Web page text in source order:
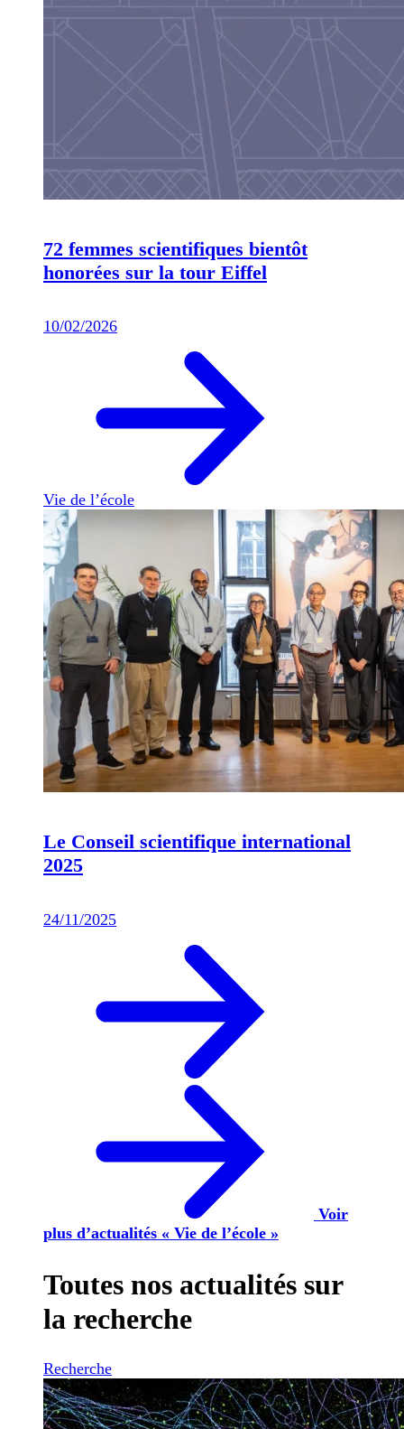
72 femmes scientifiques bientôt
honorées sur la tour Eiffel
10/02/2026
Vie de l’école
Le Conseil scientifique international
2025
24/11/2025
Voir
plus d’actualités « Vie de l’école »
Toutes nos actualités sur
la recherche
Recherche